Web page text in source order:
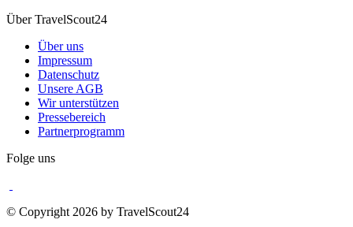
Über TravelScout24
Über uns
Impressum
Datenschutz
Unsere AGB
Wir unterstützen
Pressebereich
Partnerprogramm
Folge uns
© Copyright 2026 by TravelScout24